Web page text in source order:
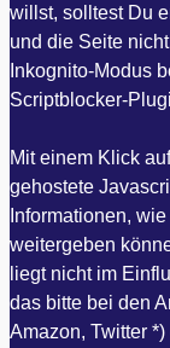
willst, solltest Du
und die Seite
Inkognito-Modus
Scriptblocker-
Mit einem Klick
gehostete
Informationen,
weitergeben
liegt nicht im
das bitte bei den
Amazon, Twitter